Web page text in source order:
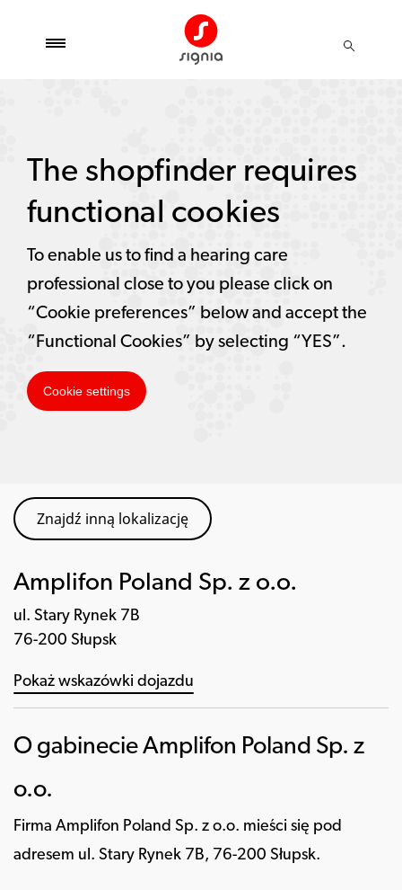
Znajdź inną lokalizację
Amplifon Poland Sp. z o.o.
ul. Stary Rynek 7B
76-200 Słupsk
Pokaż wskazówki dojazdu
O gabinecie Amplifon Poland Sp. z
o.o.
Firma Amplifon Poland Sp. z o.o. mieści się pod
adresem ul. Stary Rynek 7B, 76-200 Słupsk.
The shopfinder requires
functional cookies
To enable us to find a hearing care
professional close to you please click on
“Cookie preferences” below and accept the
“Functional Cookies” by selecting “YES”.
Cookie settings